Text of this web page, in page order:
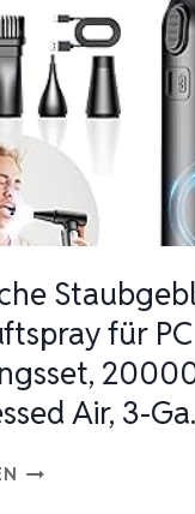
9000MAH
AKKU,
ELEKTRISCHE
STAUBGEBLÄSE,
3…
für PC
Air, 3-
ELEKTRISCHE